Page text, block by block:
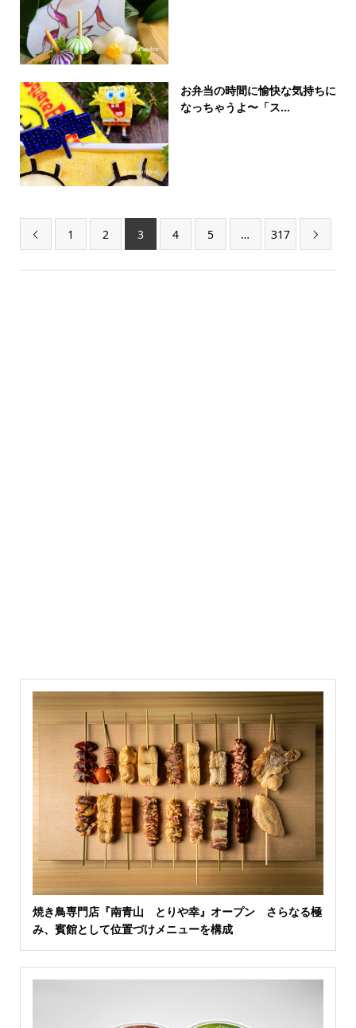
お弁当の時間に愉快な気持ちに
なっちゃうよ〜「ス...
 1 2 3 4 5 … 317 
焼き鳥専門店『南青山 とりや幸』オープン さらなる極
み、賓館として位置づけメニューを構成